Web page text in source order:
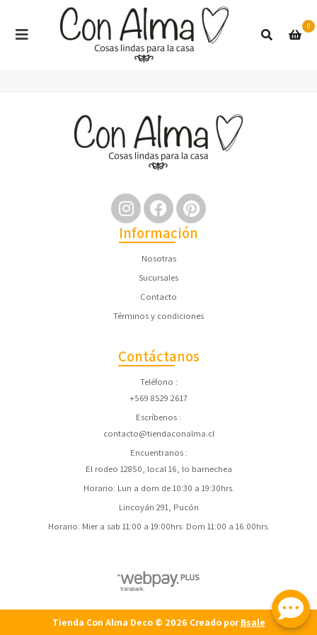
0
Información
Nosotras
Sucursales
Contacto
Términos y condiciones
Contáctanos
Teléfono
+569 8529 2617
Escríbenos
contacto@tiendaconalma.cl
Encuentranos
El rodeo 12850, local 16, lo barnechea
Horario: Lun a dom de 10:30 a 19:30hrs.
Lincoyán 291, Pucón
Horario: Mier a sab 11:00 a 19:00hrs. Dom 11:00 a 16:00hrs.
Tienda Con Alma Deco © 2026 Creado porBsale